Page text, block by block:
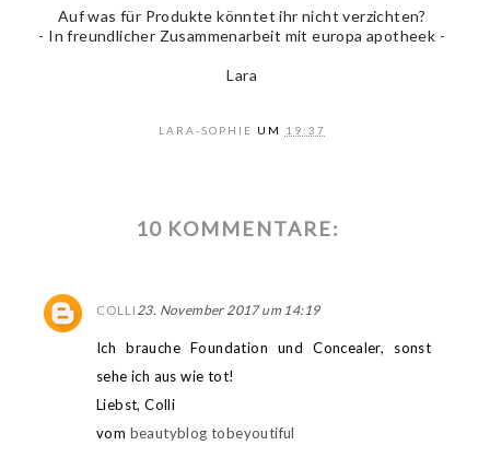
Auf was für Produkte könntet ihr nicht verzichten?
- In freundlicher Zusammenarbeit mit europa apotheek -
Lara
LARA-SOPHIE UM 19:37
10 KOMMENTARE:
COLLI23. November 2017 um 14:19
Ich brauche Foundation und Concealer, sonst
sehe ich aus wie tot!
Liebst, Colli
vom beautyblog tobeyoutiful